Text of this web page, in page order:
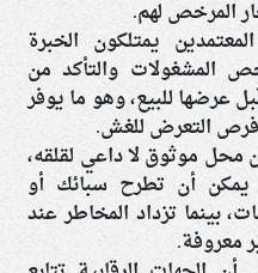
المرخص لهم.
يمتلكون الخبرة
المشغولات والتأكد من
عرضها للبيع، وهو ما يوفر
فرص التعرض للغش.
موثوق لا داعي لقلقه،
يمكن أن تطرح سبائك أو
بينما تزداد المخاطر عند
معروفة.